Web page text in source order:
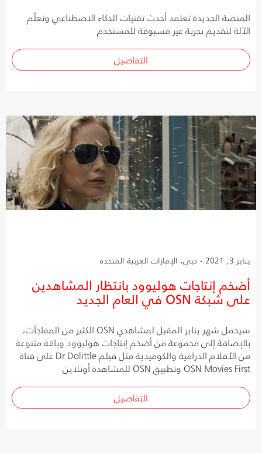
المنصة الجديدة تعتمد أحدث تقنيات الذكاء الاصطناعي وتعلّم
الآلة لتقديم تجربة غير مسبوقة للمستخدم
التفاصيل
يناير 3, 2021 - دبي، الإمارات العربية المتحدة
أضخم إنتاجات هوليوود بانتظار المشاهدين
على شبكة OSN في العام الجديد
سيحمل شهر يناير المقبل لمشاهدي OSN الكثير من المفاجآت،
بالإضافة إلى مجموعة من أضخم إنتاجات هوليوود وباقة متنوعة
من الأفلام الدرامية والكوميدية مثل فيلم Dr Dolittle على قناة
OSN Movies First وتطبيق OSN للمشاهدة أونلاين
التفاصيل